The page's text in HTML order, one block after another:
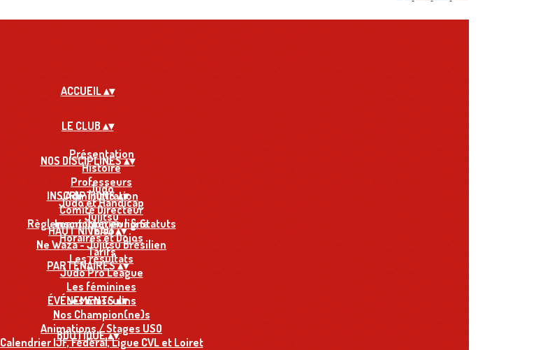
ACCUEIL▴▾
LE CLUB ▴▾
Présentation
Histoire
Professeurs
Administration
Comité Directeur
Règlement intérieur & Statuts
NOS DISCIPLINES▴▾
Judo
Judo et Handicap
Jujitsu
Taïso
Ne Waza - Jujitsu Brésilien
INSCRIPTIONS▴▾
Inscription en ligne
Horaires et Dojos
Tarifs
HAUT NIVEAU▴▾
Les résultats
Judo Pro League
Les féminines
Les masculins
Nos Champion(ne)s
PARTENAIRES▴▾
ÉVÉNEMENTS▴▾
Animations / Stages USO
Calendrier IJF, Fédéral, Ligue CVL et Loiret
BOUTIQUE▴▾